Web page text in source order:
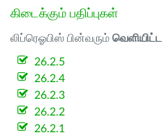
கிடைக்கும் பதிப்புகள்
லிப்ரெஓபிஸ் பின்வரும் வெளியிட்ட
26.2.5
26.2.4
26.2.3
26.2.2
26.2.1